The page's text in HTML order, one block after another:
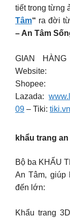
tiết trong từng
Tâm“ ra đời
– An Tâm
GIAN
Shopee:
Lazada:
09 – Tiki:
khẩu trang
Bộ ba KHẨU
An Tâm, giúp
đến lớn:
Khẩu trang